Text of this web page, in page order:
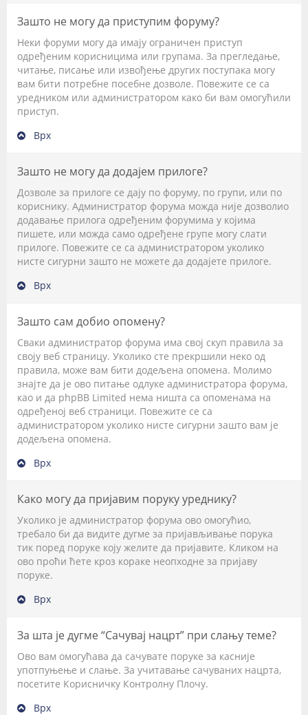
Зашто не могу да приступим форуму?
Неки форуми могу да имају ограничен приступ
одређеним корисницима или групама. За прегледање,
читање, писање или извођење других поступака могу
вам бити потребне посебне дозволе. Повежите се са
уредником или администратором како би вам омогућили
приступ.
Врх
Зашто не могу да додајем прилоге?
Дозволе за прилоге се дају по форуму, по групи, или по
кориснику. Администратор форума можда није дозволио
додавање прилога одређеним форумима у којима
пишете, или можда само одређене групе могу слати
прилоге. Повежите се са администратором уколико
нисте сигурни зашто не можете да додајете прилоге.
Врх
Зашто сам добио опомену?
Сваки администратор форума има свој скуп правила за
своју веб страницу. Уколико сте прекршили неко од
правила, може вам бити додељена опомена. Молимо
знајте да је ово питање одлуке администратора форума,
као и да phpBB Limited нема ништа са опоменама на
одређеној веб страници. Повежите се са
администратором уколико нисте сигурни зашто вам је
додељена опомена.
Врх
Како могу да пријавим поруку уреднику?
Уколико је администратор форума ово омогућио,
требало би да видите дугме за пријављивање порука
тик поред поруке коју желите да пријавите. Кликом на
ово проћи ћете кроз кораке неопходне за пријаву
поруке.
Врх
За шта је дугме “Сачувај нацрт” при слању теме?
Ово вам омогућава да сачувате поруке за касније
употпуњење и слање. За учитавање сачуваних нацрта,
посетите Корисничку Контролну Плочу.
Врх